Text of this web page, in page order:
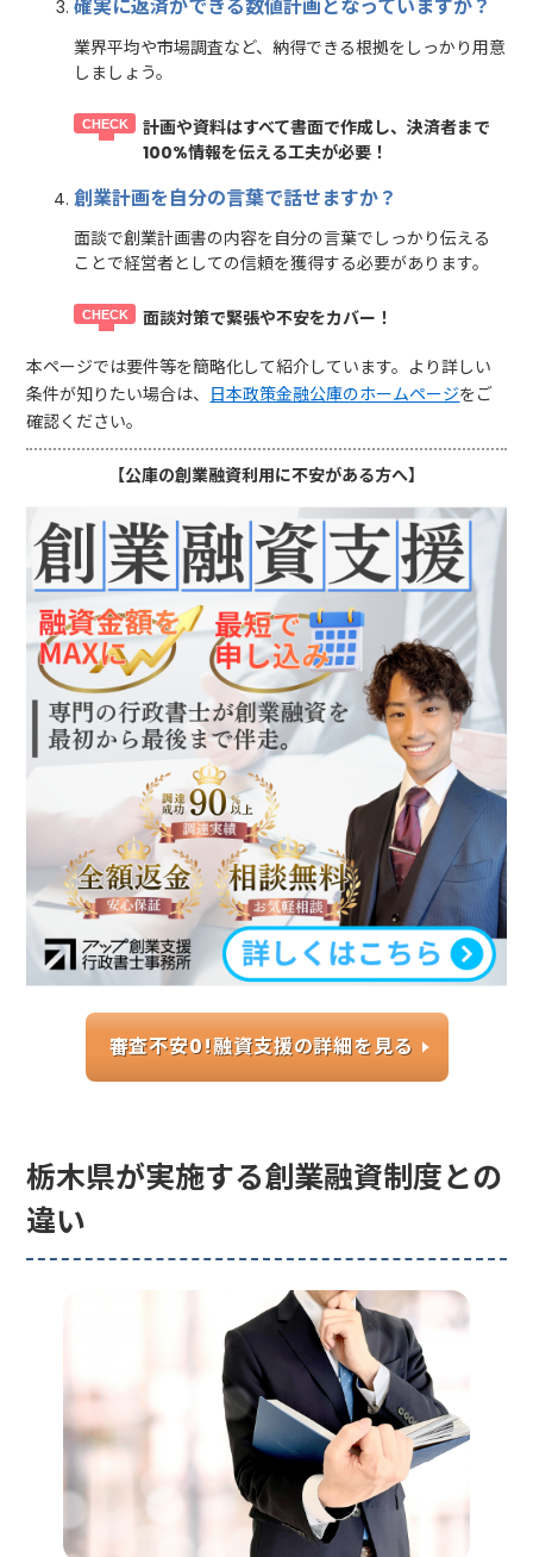
確実に返済ができる数値計画となっていますか？
業界平均や市場調査など、納得できる根拠をしっかり用意
しましょう。
計画や資料はすべて書面で作成し、決済者まで
100%情報を伝える工夫が必要！
創業計画を自分の言葉で話せますか？
面談で創業計画書の内容を自分の言葉でしっかり伝える
ことで経営者としての信頼を獲得する必要があります。
面談対策で緊張や不安をカバー！
本ページでは要件等を簡略化して紹介しています。より詳しい
条件が知りたい場合は、 日本政策金融公庫のホームページをご
確認ください。
【公庫の創業融資利用に不安がある方へ】
審査不安0!融資支援の詳細を見る
栃木県が実施する創業融資制度との
違い